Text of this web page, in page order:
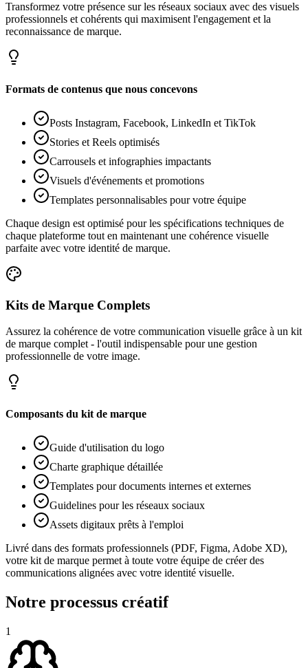
Transformez votre présence sur les réseaux sociaux avec des visuels
professionnels et cohérents qui maximisent l'engagement et la
reconnaissance de marque.
Formats de contenus que nous concevons
Posts Instagram, Facebook, LinkedIn et TikTok
Stories et Reels optimisés
Carrousels et infographies impactants
Visuels d'événements et promotions
Templates personnalisables pour votre équipe
Chaque design est optimisé pour les spécifications techniques de
chaque plateforme tout en maintenant une cohérence visuelle
parfaite avec votre identité de marque.
Kits de Marque Complets
Assurez la cohérence de votre communication visuelle grâce à un kit
de marque complet - l'outil indispensable pour une gestion
professionnelle de votre image.
Composants du kit de marque
Guide d'utilisation du logo
Charte graphique détaillée
Templates pour documents internes et externes
Guidelines pour les réseaux sociaux
Assets digitaux prêts à l'emploi
Livré dans des formats professionnels (PDF, Figma, Adobe XD),
votre kit de marque permet à toute votre équipe de créer des
communications alignées avec votre identité visuelle.
Notre processus créatif
1